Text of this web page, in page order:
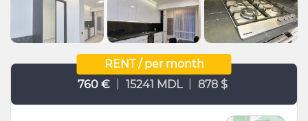
RENT / per month
760 €
15241 MDL 878 $